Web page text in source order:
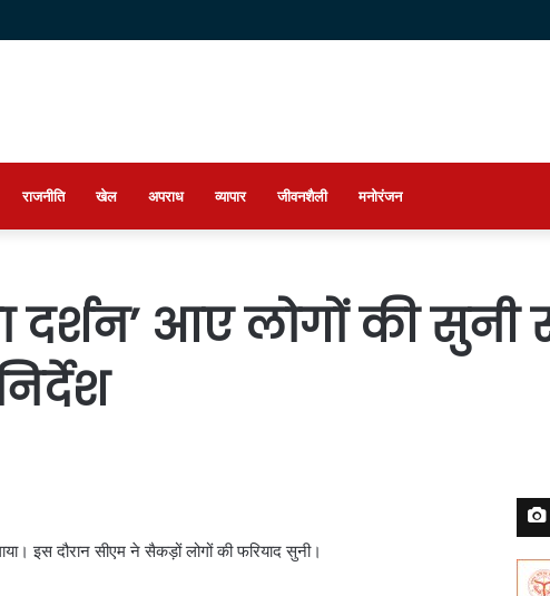
राजनीति खेल अपराध व्यापार जीवनशैली मनोरंजन
दर्शन’ आए लोगों की सुनी
इस दौरान सीएम ने सैकड़ों लोगों की फरियाद सुनी।